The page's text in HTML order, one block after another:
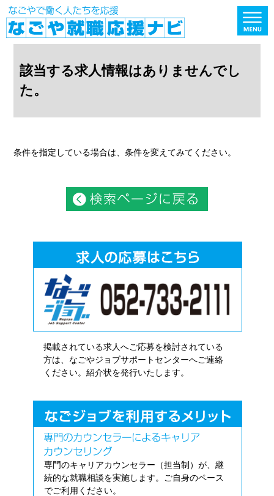
該当する求人情報はありませんでし
た。
条件を指定している場合は、条件を変えてみてください。
掲載されている求人へご応募を検討されている
方は、なごやジョブサポートセンターへご連絡
ください。紹介状を発行いたします。
専門のキャリアカウンセラー（担当制）が、継
続的な就職相談を実施します。ご自身のペース
でご利用ください。